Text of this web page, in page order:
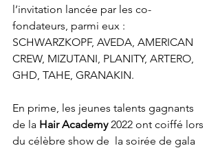
l’invitation lancée par les co-
fondateurs, parmi eux :
SCHWARZKOPF, AVEDA, AMERICAN
CREW, MIZUTANI, PLANITY, ARTERO,
GHD, TAHE, GRANAKIN.
En prime, les jeunes talents gagnants
de la Hair Academy 2022 ont coiffé lors
du célèbre show de  la soirée de gala